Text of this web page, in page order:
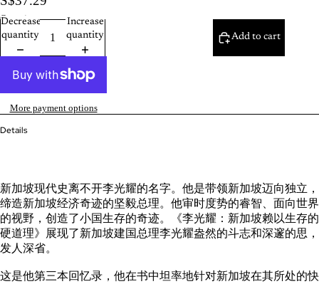
Quantity
Decrease
quantity
Increase
quantity
Add to cart
More payment options
Details
新加坡现代史离不开李光耀的名字。他是带领新加坡迈向独立，
缔造新加坡经济奇迹的坚毅总理。他审时度势的睿智、面向世界
的视野，创造了小国生存的奇迹。《李光耀：新加坡赖以生存的
硬道理》展现了新加坡建国总理李光耀盎然的斗志和深邃的思，
发人深省。
这是他第三本回忆录，他在书中坦率地针对新加坡在其所处的快